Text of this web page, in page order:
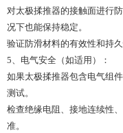
对太极揉推器的接触面进行
况下也能保持稳定。
验证防滑材料的有效性和持久
5、电气安全（如适用）：
如果太极揉推器包含电气组
测试。
检查绝缘电阻、接地连续性
准。